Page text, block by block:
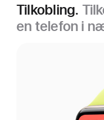
Tilkobling.
en telefon i